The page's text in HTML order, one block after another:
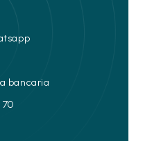
bancaria